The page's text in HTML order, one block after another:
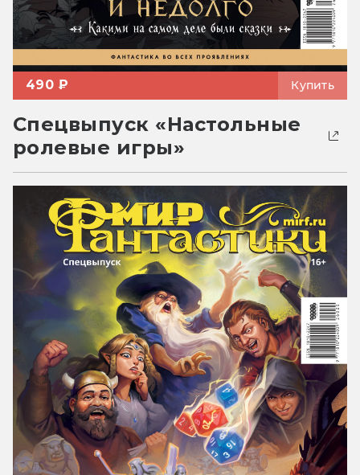
490 ₽ Купить
Спецвыпуск «Настольные
ролевые игры»